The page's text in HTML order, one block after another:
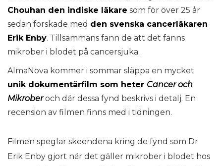
Chouhan den indiske läkare som för över 25 år
sedan forskade med den svenska cancerläkaren
Erik Enby. Tillsammans fann de att det fanns
mikrober i blodet på cancersjuka.
AlmaNova kommer i sommar släppa en mycket
unik dokumentärfilm som heter Cancer och
Mikroberoch där dessa fynd beskrivs i detalj. En
recension av filmen finns med i tidningen.
Filmen speglar skeendena kring de fynd som Dr
Erik Enby gjort när det gäller mikrober i blodet hos